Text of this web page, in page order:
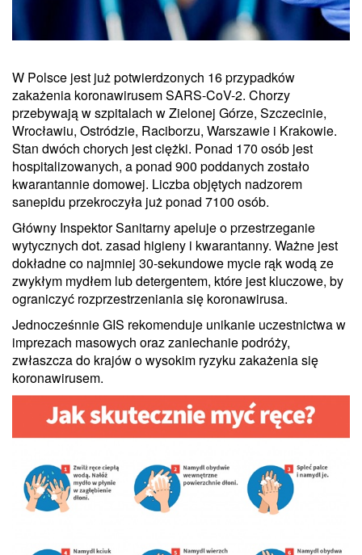
W Polsce jest już potwierdzonych 16 przypadków
zakażenia koronawirusem SARS-CoV-2. Chorzy
przebywają w szpitalach w Zielonej Górze, Szczecinie,
Wrocławiu, Ostródzie, Raciborzu, Warszawie i Krakowie.
Stan dwóch chorych jest ciężki. Ponad 170 osób jest
hospitalizowanych, a ponad 900 poddanych zostało
kwarantannie domowej. Liczba objętych nadzorem
sanepidu przekroczyła już ponad 7100 osób.
Główny Inspektor Sanitarny apeluje o przestrzeganie
wytycznych dot. zasad higieny i kwarantanny. Ważne jest
dokładne co najmniej 30-sekundowe mycie rąk wodą ze
zwykłym mydłem lub detergentem, które jest kluczowe, by
ograniczyć rozprzestrzeniania się koronawirusa.
Jednocześnnie GIS rekomenduje unikanie uczestnictwa w
imprezach masowych oraz zaniechanie podróży,
zwłaszcza do krajów o wysokim ryzyku zakażenia się
koronawirusem.